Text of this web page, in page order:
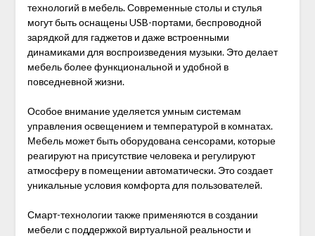
технологий в мебель. Современные столы и стулья
могут быть оснащены USB-портами, беспроводной
зарядкой для гаджетов и даже встроенными
динамиками для воспроизведения музыки. Это делает
мебель более функциональной и удобной в
повседневной жизни.
Особое внимание уделяется умным системам
управления освещением и температурой в комнатах.
Мебель может быть оборудована сенсорами, которые
реагируют на присутствие человека и регулируют
атмосферу в помещении автоматически. Это создает
уникальные условия комфорта для пользователей.
Смарт-технологии также применяются в создании
мебели с поддержкой виртуальной реальности и